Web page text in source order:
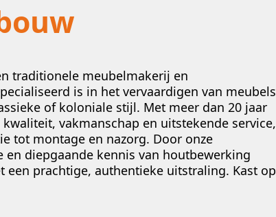
traditionele meubelmakerij en
is in het vervaardigen van meubels
of koloniale stijl. Met meer dan 20 jaar
vakmanschap en uitstekende service,
tot montage en nazorg. Door onze
en diepgaande kennis van houtbewerking
een prachtige, authentieke uitstraling. Kast op